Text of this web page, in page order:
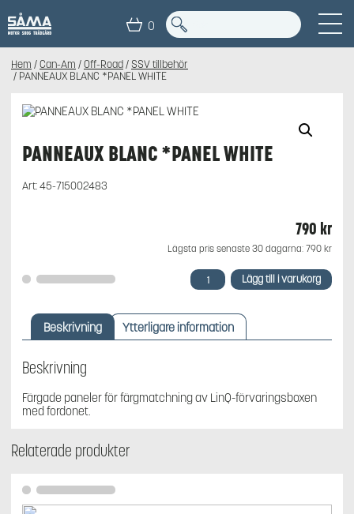
0
Hem /Can-Am /Off-Road/ SSV tillbehör
/ PANNEAUX BLANC *PANEL WHITE
PANNEAUX BLANC *PANEL WHITE
Art:45-715002483
790 kr
Lägsta pris senaste 30 dagarna: 790 kr
PANNEAUX
BLANC
WHITE
mängd
Lägg till i varukorg
Beskrivning Ytterligare information
Beskrivning
Färgade paneler för färgmatchning av LinQ-förvaringsboxen
med fordonet.
Relaterade produkter